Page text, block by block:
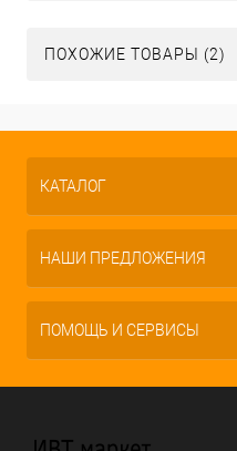
ПОХОЖИЕ ТОВАРЫ (2)
КАТАЛОГ
НАШИ ПРЕДЛОЖЕНИЯ
ПОМОЩЬ И СЕРВИСЫ